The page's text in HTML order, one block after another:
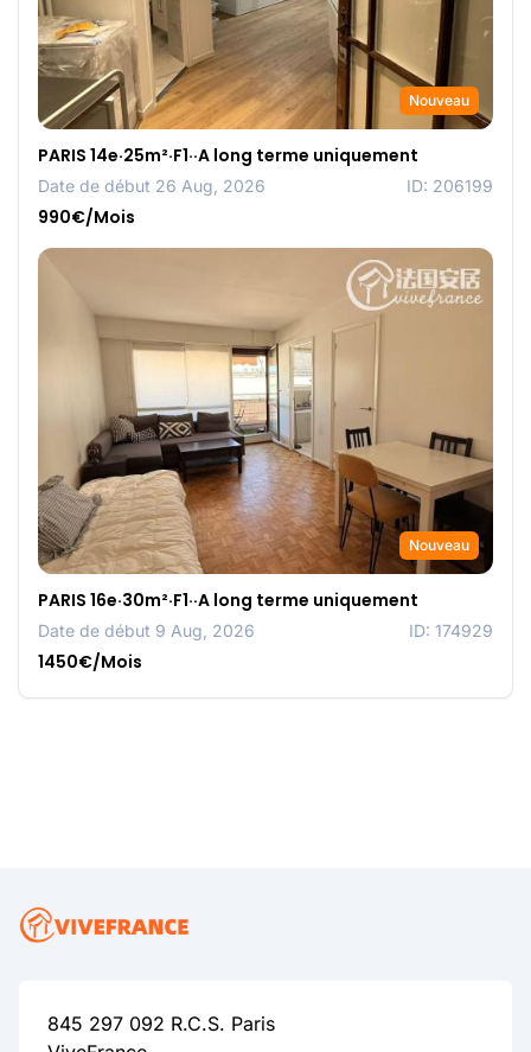
Nouveau
PARIS 14e·25m²·F1··A long terme uniquement
Date de début 26 Aug, 2026 ID: 206199
990€/Mois
Nouveau
PARIS 16e·30m²·F1··A long terme uniquement
Date de début 9 Aug, 2026 ID: 174929
1450€/Mois
845 297 092 R.C.S. Paris